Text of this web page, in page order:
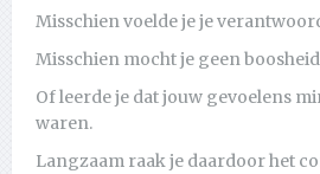
Misschien voelde je je
Misschien mocht je geen
Of leerde je dat jouw gevoelens
waren.
Langzaam raak je daardoor het